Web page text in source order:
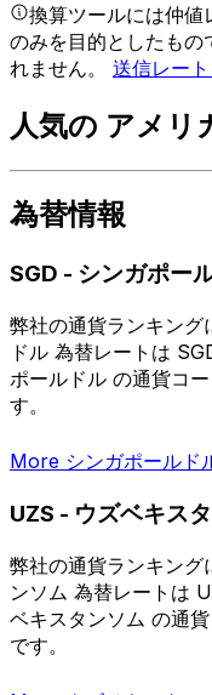
換算ツールには仲値
のみを目的としたもの
れません。 送信レート
人気の アメリ
為替情報
SGD - シンガポー
弊社の通貨ランキン
ドル 為替レートは
ポールドル の通貨コ
す。
More シンガポールド
UZS - ウズベキス
弊社の通貨ランキング
ンソム 為替レートは
ベキスタンソム の通
です。